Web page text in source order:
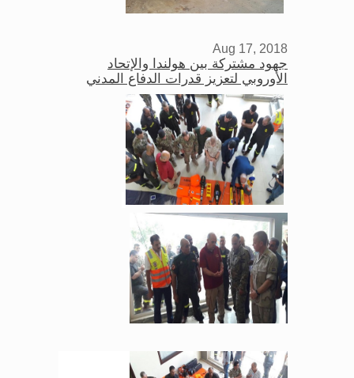
Aug 17, 2018
جهود مشتركة بين هولندا والإتحاد
الأوروبي لتعزيز قدرات الدفاع المدني